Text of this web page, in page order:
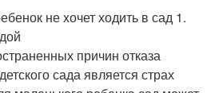
не хочет ходить в сад 1.
причин отказа
сада является страх